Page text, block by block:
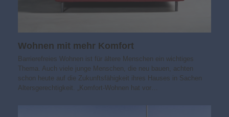
Wohnen mit mehr Komfort
Barrierefreies Wohnen ist für ältere Menschen ein wichtiges
Thema. Auch viele junge Menschen, die neu bauen, achten
schon heute auf die Zukunftsfähigkeit ihres Hauses in Sachen
Altersgerechtigkeit. „Komfort-Wohnen hat vor…